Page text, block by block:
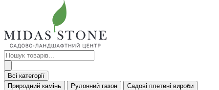
Всі категорії
Природний камінь
Рулонний газон
Садові плетені вироби